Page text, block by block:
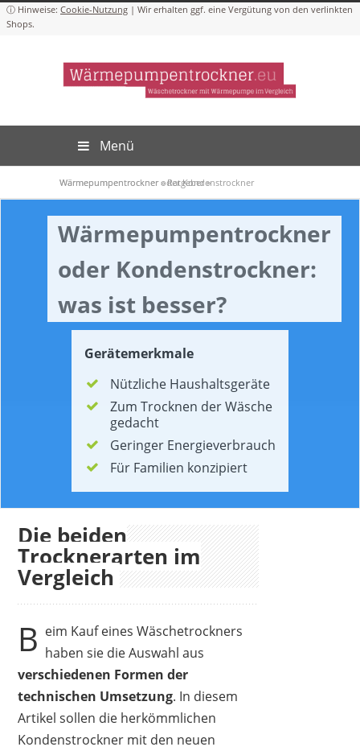
Cookie-Nutzung
Menü
Wärmepumpentrockner»Ratgeber»
Wärmepumpentrockner oder Kondenstrockner
Wärmepumpentrockner
oder Kondenstrockner:
was ist besser?
Gerätemerkmale
Nützliche Haushaltsgeräte
Zum Trocknen der Wäsche
gedacht
Geringer Energieverbrauch
Für Familien konzipiert
Die beiden
Trocknerarten im
Vergleich
B eim Kauf eines Wäschetrockners
haben sie die Auswahl aus
verschiedenen Formen der
technischen Umsetzung. In diesem
Artikel sollen die herkömmlichen
Kondenstrockner mit den neuen